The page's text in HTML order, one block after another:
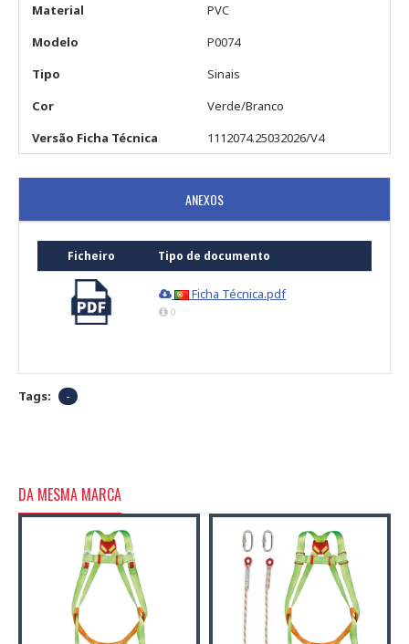
Material
PVC
Modelo
P0074
Tipo
Sinais
Cor
Verde/Branco
Versão Ficha Técnica
1112074.25032026/V4
ANEXOS
Ficheiro Tipo de documento
Ficha Técnica.pdf
0
Tags: -
DA MESMA MARCA